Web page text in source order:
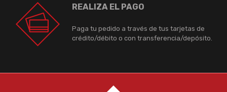
REALIZA EL PAGO
Paga tu pedido a través de tus tarjetas de
crédito/débito o con transferencia/depósito.